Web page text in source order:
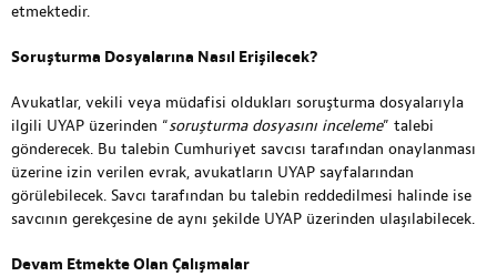
etmektedir.
Soruşturma Dosyalarına Nasıl Erişilecek?
Avukatlar, vekili veya müdafisi oldukları soruşturma dosyalarıyla
ilgili UYAP üzerinden “soruşturma dosyasını inceleme” talebi
gönderecek. Bu talebin Cumhuriyet savcısı tarafından onaylanması
üzerine izin verilen evrak, avukatların UYAP sayfalarından
görülebilecek. Savcı tarafından bu talebin reddedilmesi halinde ise
savcının gerekçesine de aynı şekilde UYAP üzerinden ulaşılabilecek.
Devam Etmekte Olan Çalışmalar